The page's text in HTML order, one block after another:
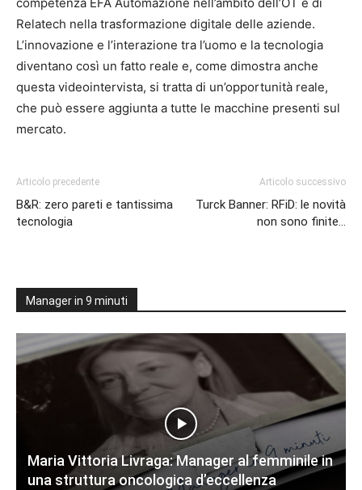
Relatech nella trasformazione digitale delle aziende.
L’innovazione e l’interazione tra l’uomo e la tecnologia
diventano così un fatto reale e, come dimostra anche
questa videointervista, si tratta di un’opportunità reale,
che può essere aggiunta a tutte le macchine presenti sul
mercato.
Articolo precedente
B&R: zero pareti e tantissima
tecnologia
Articolo successivo
Turck Banner: RFiD: le novità
non sono finite…
Manager in 9 minuti
Maria Vittoria Livraga: Manager al femminile in
una struttura oncologica d’eccellenza